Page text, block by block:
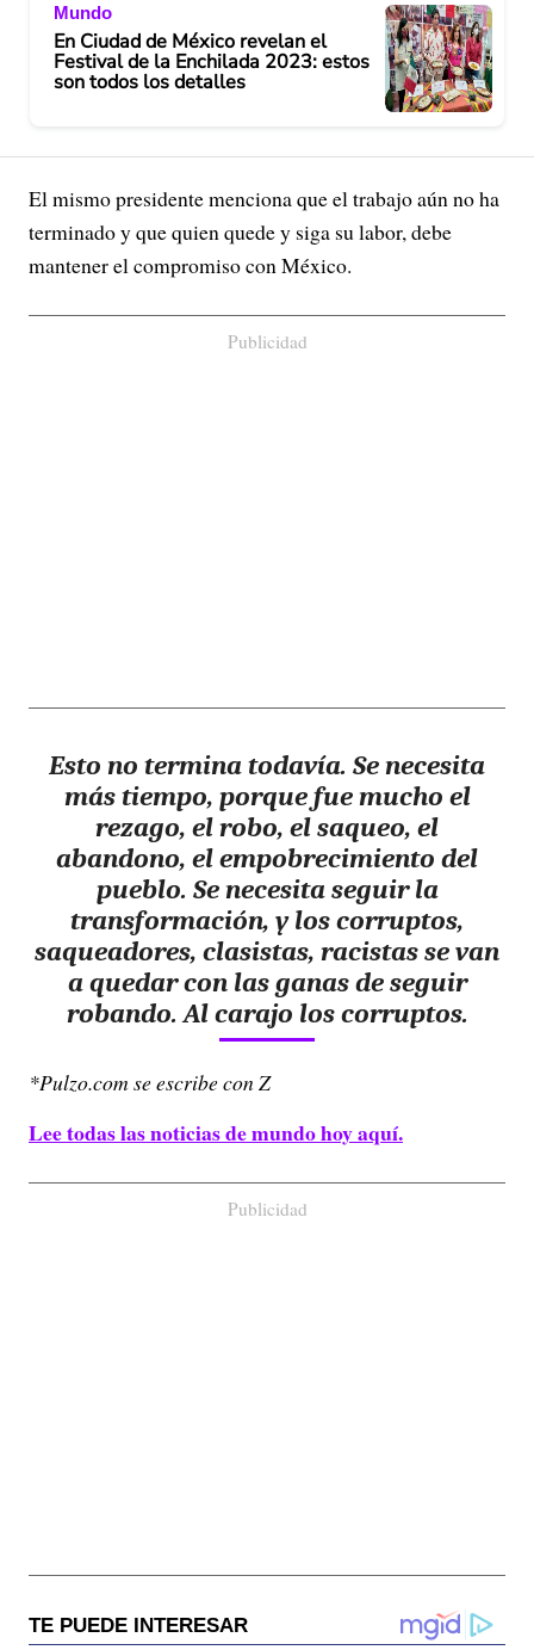
Mundo
En Ciudad de México revelan el
Festival de la Enchilada 2023: estos
son todos los detalles
El mismo presidente menciona que el trabajo aún no ha
terminado y que quien quede y siga su labor, debe
mantener el compromiso con México.
Publicidad
Esto no termina todavía. Se necesita
más tiempo, porque fue mucho el
rezago, el robo, el saqueo, el
abandono, el empobrecimiento del
pueblo. Se necesita seguir la
transformación, y los corruptos,
saqueadores, clasistas, racistas se van
a quedar con las ganas de seguir
robando. Al carajo los corruptos.
*Pulzo.com se escribe con Z
Lee todas las noticias de mundo hoy aquí.
Publicidad